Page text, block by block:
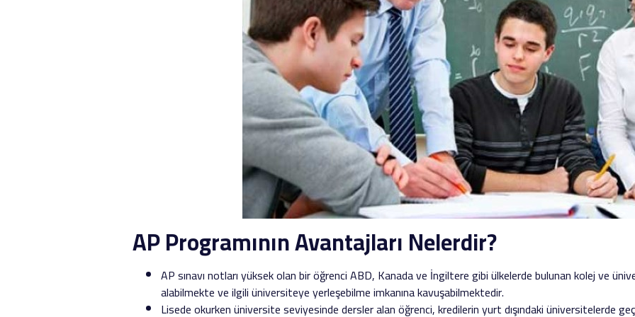
AP Programının Avantajları Nelerdir?
AP sınavı notları yüksek olan bir öğrenci ABD, Kanada ve İngiltere gibi ülkelerde bulunan kolej ve
alabilmekte ve ilgili üniversiteye yerleşebilme imkanına kavuşabilmektedir.
Lisede okurken üniversite seviyesinde dersler alan öğrenci, kredilerin yurt dışındaki üniversitelerde